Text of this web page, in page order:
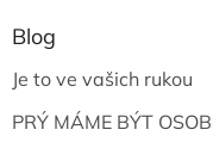
Blog
Je to ve vašich rukou
PRÝ MÁME BÝT